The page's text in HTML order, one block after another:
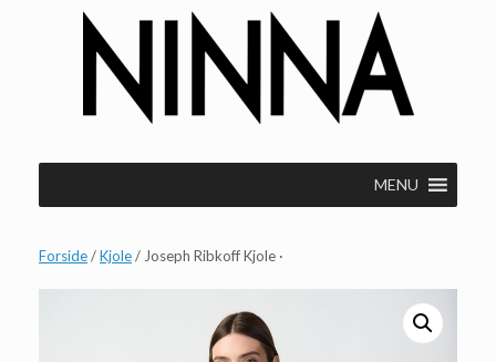
MENU
Forside/Kjole/ Joseph Ribkoff Kjole ·